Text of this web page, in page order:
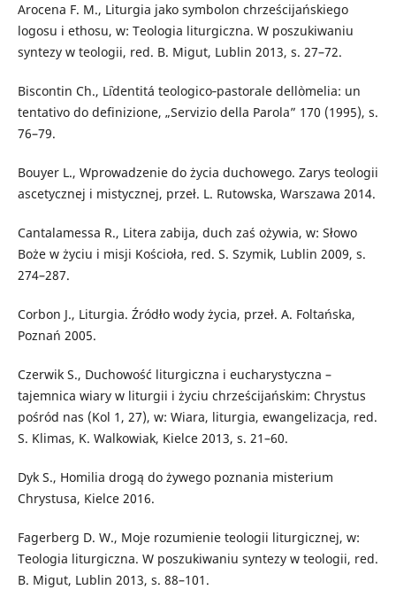
Arocena F. M., Liturgia jako symbolon chrześcijańskiego
logosu i ethosu, w: Teologia liturgiczna. W poszukiwaniu
syntezy w teologii, red. B. Migut, Lublin 2013, s. 27–72.
Biscontin Ch., L`identitá teologico‑­pastorale dell`omelia: un
tentativo do definizione, „Servizio della Parola” 170 (1995), s.
76–79.
Bouyer L., Wprowadzenie do życia duchowego. Zarys teologii
ascetycznej i mistycznej, przeł. L. Rutowska, Warszawa 2014.
Cantalamessa R., Litera zabija, duch zaś ożywia, w: Słowo
Boże w życiu i misji Kościoła, red. S. Szymik, Lublin 2009, s.
274–287.
Corbon J., Liturgia. Źródło wody życia, przeł. A. Foltańska,
Poznań 2005.
Czerwik S., Duchowość liturgiczna i eucharystyczna –
tajemnica wiary w liturgii i życiu chrześcijańskim: Chrystus
pośród nas (Kol 1, 27), w: Wiara, liturgia, ewangelizacja, red.
S. Klimas, K. Walkowiak, Kielce 2013, s. 21–60.
Dyk S., Homilia drogą do żywego poznania misterium
Chrystusa, Kielce 2016.
Fagerberg D. W., Moje rozumienie teologii liturgicznej, w:
Teologia liturgiczna. W poszukiwaniu syntezy w teologii, red.
B. Migut, Lublin 2013, s. 88–101.